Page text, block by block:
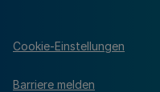
Cookie-Einstellungen
Barriere melden